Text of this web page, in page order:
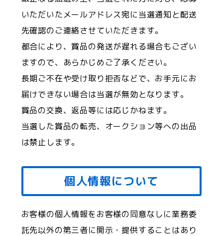
いただいたメールアドレス宛に当選通知と配送
先確認のご連絡させていただきます。
都合により、賞品の発送が遅れる場合もござい
ますので、あらかじめご了承ください。
長期ご不在や受け取り拒否などで、お手元にお
届けできない場合は当選が無効となります。
賞品の交換、返品等には応じかねます。
当選した賞品の転売、オークション等への出品
は禁止します。
個人情報について
お客様の個人情報をお客様の同意なしに業務委
託先以外の第三者に開示・提供することはあり